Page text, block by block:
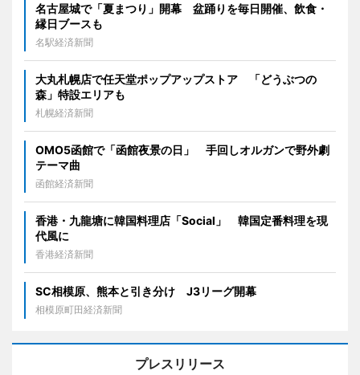
名古屋城で「夏まつり」開幕 盆踊りを毎日開催、飲食・
縁日ブースも
名駅経済新聞
大丸札幌店で任天堂ポップアップストア 「どうぶつの
森」特設エリアも
札幌経済新聞
OMO5函館で「函館夜景の日」 手回しオルガンで野外劇
テーマ曲
函館経済新聞
香港・九龍塘に韓国料理店「Social」 韓国定番料理を現
代風に
香港経済新聞
SC相模原、熊本と引き分け J3リーグ開幕
相模原町田経済新聞
プレスリリース